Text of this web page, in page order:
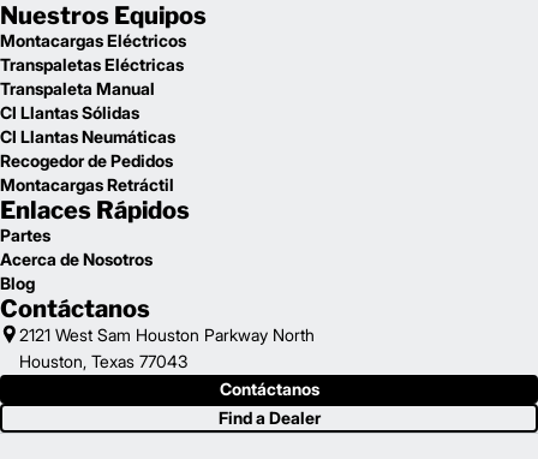
Nuestros Equipos
Montacargas Eléctricos
Transpaletas Eléctricas
Transpaleta Manual
CI Llantas Sólidas
CI Llantas Neumáticas
Recogedor de Pedidos
Montacargas Retráctil
Enlaces Rápidos
Partes
Acerca de Nosotros
Blog
Contáctanos
2121 West Sam Houston Parkway North
Houston, Texas 77043
Contáctanos
Find a Dealer